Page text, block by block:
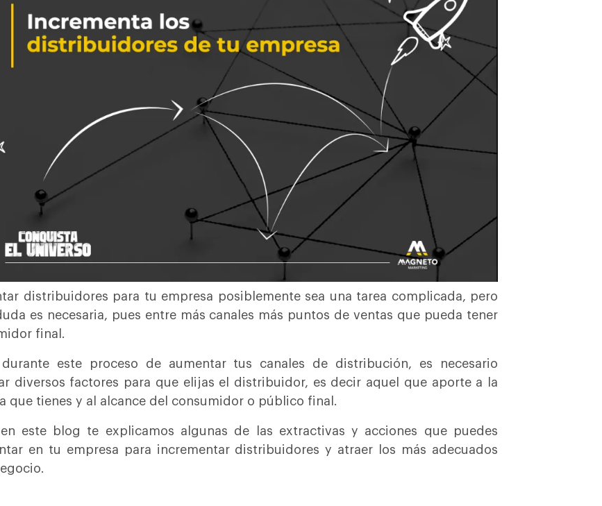
distribuidores para tu empresa posiblemente sea una tarea complicada, pero
es necesaria, pues entre más canales más puntos de ventas que pueda tener
final.
durante este proceso de aumentar tus canales de distribución, es necesario
diversos factores para que elijas el distribuidor, es decir aquel que aporte a la
que tienes y al alcance del consumidor o público final.
este blog te explicamos algunas de las extractivas y acciones que puedes
en tu empresa para incrementar distribuidores y atraer los más adecuados